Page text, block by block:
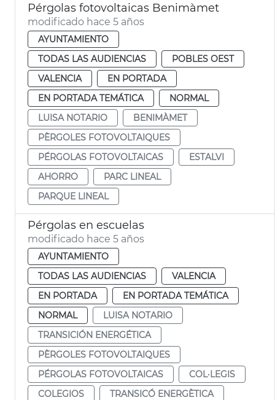
Pérgolas fotovoltaicas Benimàmet
modificado hace 5 años
AYUNTAMIENTO
TODAS LAS AUDIENCIAS
POBLES OEST
VALENCIA
EN PORTADA
EN PORTADA TEMÁTICA
NORMAL
LUISA NOTARIO
BENIMÀMET
PÈRGOLES FOTOVOLTAIQUES
PÉRGOLAS FOTOVOLTAICAS
ESTALVI
AHORRO
PARC LINEAL
PARQUE LINEAL
Pérgolas en escuelas
modificado hace 5 años
AYUNTAMIENTO
TODAS LAS AUDIENCIAS
VALENCIA
EN PORTADA
EN PORTADA TEMÁTICA
NORMAL
LUISA NOTARIO
TRANSICIÓN ENERGÉTICA
PÈRGOLES FOTOVOLTAIQUES
PÉRGOLAS FOTOVOLTAICAS
COL·LEGIS
COLEGIOS
TRANSICÓ ENERGÈTICA